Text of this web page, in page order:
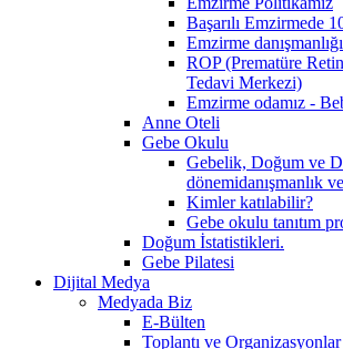
Başarılı Emzirmede
Emzirme
ROP (Prematüre
Tedavi Merkezi)
Emzirme odamız -
Anne Oteli
Gebe Okulu
Gebelik, Doğum ve
dönemidanışmanlık
Kimler katılabilir?
Gebe okulu tanıtım
Doğum İstatistikleri.
Gebe Pilatesi
Dijital Medya
Medyada Biz
E-Bülten
Toplantı ve Organizasyonlar